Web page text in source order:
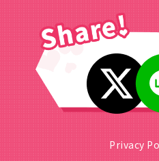
Privacy